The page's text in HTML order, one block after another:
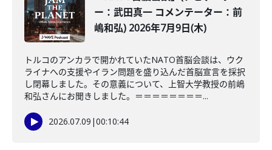
ー：武田真一 コメンテーター：前
嶋和弘) 2026年7月9日(木)
トルコのアンカラで開かれていたNATO首脳会談は、ウク
ライナへの支援やイラン問題を盛り込んだ首脳宣言を採択
し閉幕しました。その意義について、上智大学教授の前嶋
和弘さんにお聞きしました。＝＝＝＝＝＝＝＝...
2026.07.09 |00:10:44